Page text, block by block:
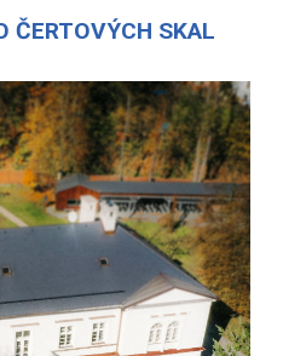
ČERTOVÝCH SKAL